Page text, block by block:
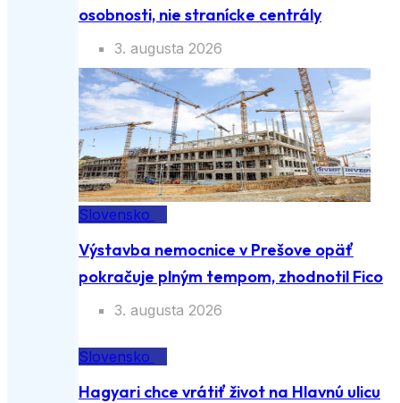
osobnosti, nie stranícke centrály
3. augusta 2026
Slovensko
Výstavba nemocnice v Prešove opäť
pokračuje plným tempom, zhodnotil Fico
3. augusta 2026
Slovensko
Hagyari chce vrátiť život na Hlavnú ulicu